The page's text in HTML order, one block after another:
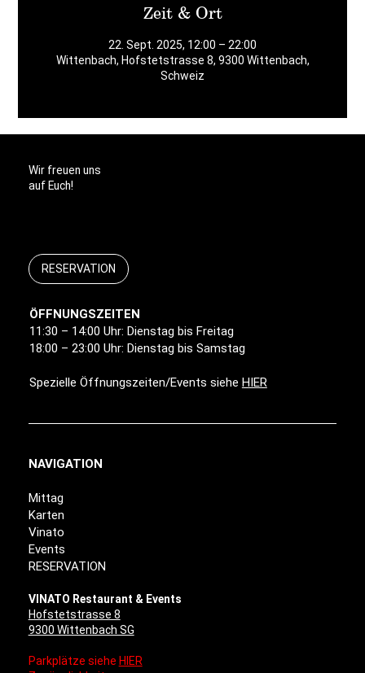
Zeit & Ort
22. Sept. 2025, 12:00 – 22:00
Wittenbach, Hofstetstrasse 8, 9300 Wittenbach,
Schweiz
Wir freuen uns
auf Euch!
RESERVATION
ÖFFNUNGSZEITEN
11:30 – 14:00 Uhr: Dienstag bis Freitag
18:00 – 23:00 Uhr: Dienstag bis Samstag
Spezielle Öffnungszeiten/Events siehe HIER
VINATO Restaurant & Events
Hofstetstrasse 8
9300 Wittenbach SG
Parkplätze siehe HIER
NAVIGATION
Mittag
Karten
Vinato
Events
RESERVATION